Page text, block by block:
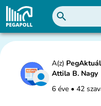
A(z) PegAktuál
Attila B. Nagy
6 éve • 42